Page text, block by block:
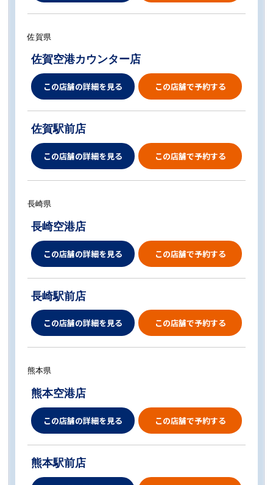
佐賀県
佐賀空港カウンター店
この店舗の詳細を見る この店舗で予約する
佐賀駅前店
この店舗の詳細を見る この店舗で予約する
長崎県
長崎空港店
この店舗の詳細を見る この店舗で予約する
長崎駅前店
この店舗の詳細を見る この店舗で予約する
熊本県
熊本空港店
この店舗の詳細を見る この店舗で予約する
熊本駅前店